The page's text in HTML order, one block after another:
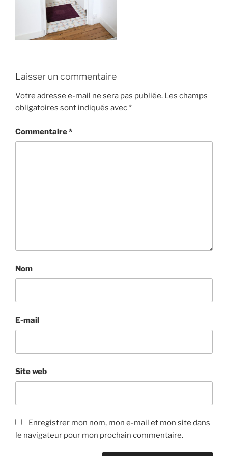
Laisser un commentaire
Votre adresse e-mail ne sera pas publiée. Les champs
obligatoires sont indiqués avec*
Commentaire*
Nom
E-mail
Site web
Enregistrer mon nom, mon e-mail et mon site dans
le navigateur pour mon prochain commentaire.